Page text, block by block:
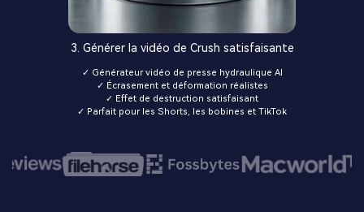
3. Générer la vidéo de Crush satisfaisante
✓ Générateur vidéo de presse hydraulique AI
✓ Écrasement et déformation réalistes
✓ Effet de destruction satisfaisant
✓ Parfait pour les Shorts, les bobines et TikTok